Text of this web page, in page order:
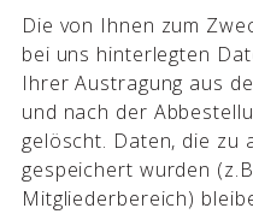
Die von Ihnen zum
bei uns hinterlegten
Ihrer Austragung aus
und nach der
gelöscht. Daten, die zu
gespeichert wurden
Mitgliederbereich)